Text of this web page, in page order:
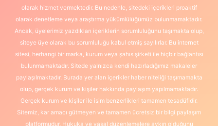
olarak hizmet vermektedir. Bu nedenle, sitedeki içerikleri proaktif
olarak denetleme veya araştırma yükümlülüğümüz bulunmamaktadır.
Ancak, üyelerimiz yazdıkları içeriklerin sorumluluğunu taşımakta olup,
siteye üye olarak bu sorumluluğu kabul etmiş sayılırlar. Bu internet
sitesi, herhangi bir marka, kurum veya şahıs şirketi ile hiçbir bağlantısı
bulunmamaktadır. Sitede yalnızca kendi hazırladığımız makaleler
paylaşılmaktadır. Burada yer alan içerikler haber niteliği taşımamakta
olup, gerçek kurum ve kişiler hakkında paylaşım yapılmamaktadır.
Gerçek kurum ve kişiler ile isim benzerlikleri tamamen tesadüfidir.
Sitemiz, kar amacı gütmeyen ve tamamen ücretsiz bir bilgi paylaşım
platformudur. Hukuka ve yasal düzenlemelere aykırı olduğunu